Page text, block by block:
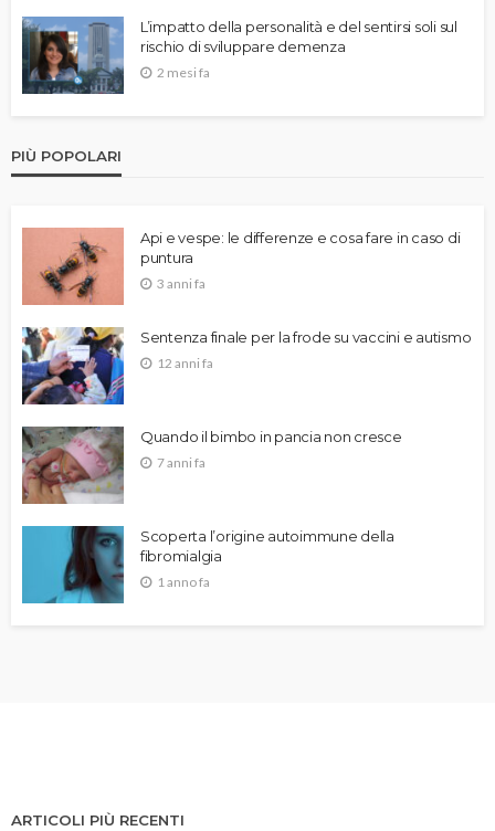
L’impatto della personalità e del sentirsi soli sul
rischio di sviluppare demenza
2 mesi fa
PIÙ POPOLARI
Api e vespe: le differenze e cosa fare in caso di
puntura
3 anni fa
Sentenza finale per la frode su vaccini e autismo
12 anni fa
Quando il bimbo in pancia non cresce
7 anni fa
Scoperta l’origine autoimmune della
fibromialgia
1 anno fa
ARTICOLI PIÙ RECENTI